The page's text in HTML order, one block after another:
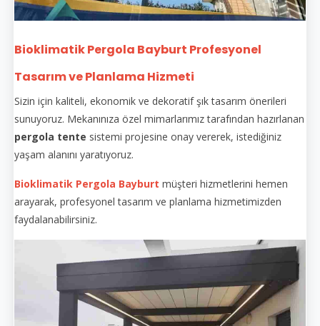
Bioklimatik Pergola Bayburt Profesyonel
Tasarım ve Planlama Hizmeti
Sizin için kaliteli, ekonomik ve dekoratif şık tasarım önerileri
sunuyoruz. Mekanınıza özel mimarlarımız tarafından hazırlanan
pergola tente sistemi projesine onay vererek, istediğiniz
yaşam alanını yaratıyoruz.
Bioklimatik Pergola Bayburt müşteri hizmetlerini hemen
arayarak, profesyonel tasarım ve planlama hizmetimizden
faydalanabilirsiniz.